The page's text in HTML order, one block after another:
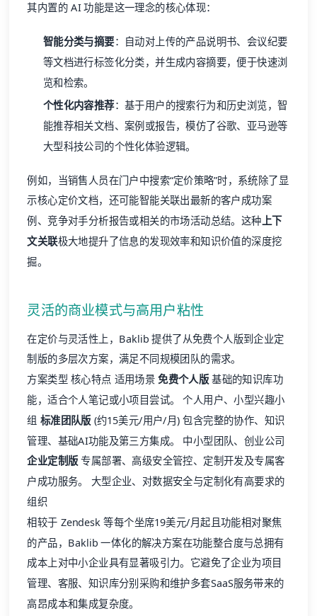
其内置的 AI 功能是这一理念的核心体现：
智能分类与摘要：自动对上传的产品说明书、会议纪要
等文档进行标签化分类，并生成内容摘要，便于快速浏
览和检索。
个性化内容推荐：基于用户的搜索行为和历史浏览，智
能推荐相关文档、案例或报告，模仿了谷歌、亚马逊等
大型科技公司的个性化体验逻辑。
例如，当销售人员在门户中搜索“定价策略”时，系统除了显
示核心定价文档，还可能智能关联出最新的客户成功案
例、竞争对手分析报告或相关的市场活动总结。这种上下
文关联极大地提升了信息的发现效率和知识价值的深度挖
掘。
灵活的商业模式与高用户粘性
在定价与灵活性上，Baklib 提供了从免费个人版到企业定
制版的多层次方案，满足不同规模团队的需求。
方案类型 核心特点 适用场景免费个人版 基础的知识库功
能，适合个人笔记或小项目尝试。 个人用户、小型兴趣小
组 标准团队版 (约15美元/用户/月) 包含完整的协作、知识
管理、基础AI功能及第三方集成。 中小型团队、创业公司
企业定制版 专属部署、高级安全管控、定制开发及专属客
户成功服务。 大型企业、对数据安全与定制化有高要求的
组织
相较于 Zendesk 等每个坐席19美元/月起且功能相对聚焦
的产品，Baklib 一体化的解决方案在功能整合度与总拥有
成本上对中小企业具有显著吸引力。它避免了企业为项目
管理、客服、知识库分别采购和维护多套SaaS服务带来的
高昂成本和集成复杂度。